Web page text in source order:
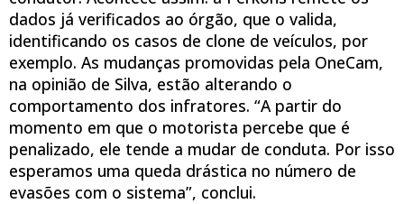
dados já verificados ao órgão, que o valida,
identificando os casos de clone de veículos, por
exemplo. As mudanças promovidas pela OneCam,
na opinião de Silva, estão alterando o
comportamento dos infratores. “A partir do
momento em que o motorista percebe que é
penalizado, ele tende a mudar de conduta. Por isso
esperamos uma queda drástica no número de
evasões com o sistema”, conclui.